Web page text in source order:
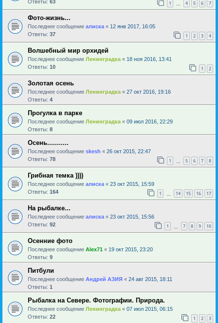
Ответы: 63 1 4 5 6 7
Фото-жизнь...
Последнее сообщение алиска « 12 янв 2017, 16:05
Ответы: 37 1 2 3 4
Волшебный мир орхидей
Последнее сообщение Ленинградка « 18 ноя 2016, 13:41
Ответы: 10 1 2
Золотая осень
Последнее сообщение Ленинградка « 27 окт 2016, 19:16
Ответы: 4
Прогулка в парке
Последнее сообщение Ленинградка « 09 июл 2016, 22:29
Ответы: 8
Осень...........
Последнее сообщение skesh « 26 окт 2015, 22:47
Ответы: 78 1 5 6 7 8
Грибная темка ))))
Последнее сообщение алиска « 23 окт 2015, 15:59
Ответы: 164 1 14 15 16 17
На рыбалке...
Последнее сообщение алиска « 23 окт 2015, 15:56
Ответы: 92 1 7 8 9 10
Осенние фото
Последнее сообщение Alex71 « 19 окт 2015, 23:20
Ответы: 9
Питбули
Последнее сообщение Андрей АЗИЯ « 24 авг 2015, 18:11
Ответы: 1
Рыбалка на Севере. Фотографии. Природа.
Последнее сообщение Ленинградка « 07 июл 2015, 06:15
Ответы: 22 1 2 3